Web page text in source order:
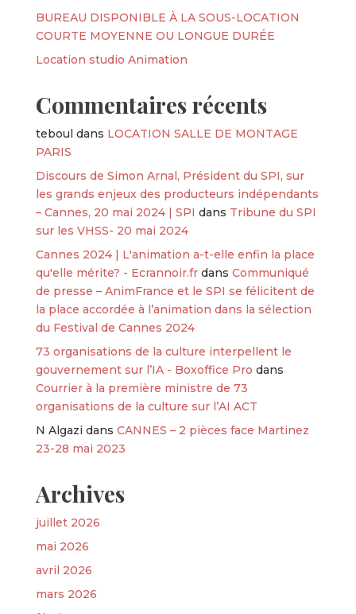
BUREAU DISPONIBLE À LA SOUS-LOCATION
COURTE MOYENNE OU LONGUE DURÉE
Location studio Animation
Commentaires récents
teboul dans LOCATION SALLE DE MONTAGE
PARIS
Discours de Simon Arnal, Président du SPI, sur
les grands enjeux des producteurs indépendants
– Cannes, 20 mai 2024 | SPI dans Tribune du SPI
sur les VHSS- 20 mai 2024
Cannes 2024 | L'animation a-t-elle enfin la place
qu'elle mérite? - Ecrannoir.frdans Communiqué
de presse – AnimFrance et le SPI se félicitent de
la place accordée à l’animation dans la sélection
du Festival de Cannes 2024
73 organisations de la culture interpellent le
gouvernement sur l’IA - Boxoffice Pro dans
Courrier à la première ministre de 73
organisations de la culture sur l’AI ACT
N Algazi dans CANNES – 2 pièces face Martinez
23-28 mai 2023
Archives
juillet 2026
mai 2026
avril 2026
mars 2026